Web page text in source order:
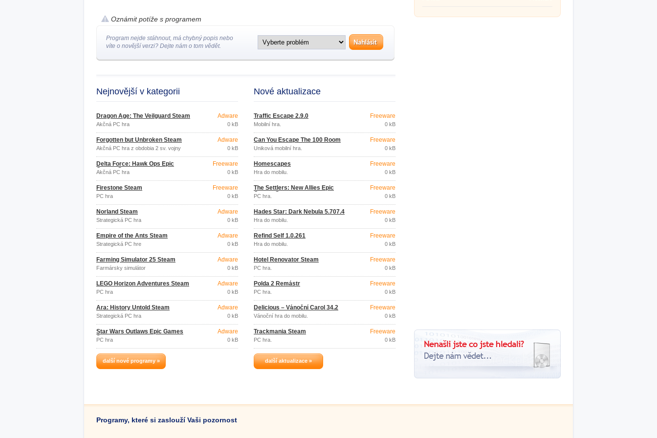
Oznámit potíže s programem
Program nejde stáhnout, má chybný popis nebo
víte o novější verzi? Dejte nám o tom vědět.
Nejnovější v kategorii
Dragon Age: The Veilguard Steam
Akčná PC hra
Adware
0 kB
Forgotten but Unbroken Steam
Akčná PC hra z obdobia 2 sv. vojny
Adware
0 kB
Delta Force: Hawk Ops Epic
Games Store
Akčná PC hra
Freeware
0 kB
Firestone Steam
PC hra
Freeware
0 kB
Norland Steam
Strategická PC hra
Adware
0 kB
Empire of the Ants Steam
Strategická PC hre
Adware
0 kB
Farming Simulator 25 Steam
Farmársky simulátor
Adware
0 kB
LEGO Horizon Adventures Steam
PC hra
Adware
0 kB
Ara: History Untold Steam
Strategická PC hra
Adware
0 kB
Star Wars Outlaws Epic Games
Store
PC hra
Adware
0 kB
další nové programy »
Nové aktualizace
Traffic Escape 2.9.0
Mobilní hra.
Freeware
0 kB
Can You Escape The 100 Room
Úniková mobilní hra.
Freeware
0 kB
Homescapes
Hra do mobilu.
Freeware
0 kB
The Settlers: New Allies Epic
Games Store
PC hra.
Freeware
0 kB
Hades Star: Dark Nebula 5.707.4
Hra do mobilu.
Freeware
0 kB
Refind Self 1.0.261
Hra do mobilu.
Freeware
0 kB
Hotel Renovator Steam
PC hra.
Freeware
0 kB
Polda 2 Remástr
PC hra.
Freeware
0 kB
Delicious – Vánoční Carol 34.2
Vánoční hra do mobilu.
Freeware
0 kB
Trackmania Steam
PC hra.
Freeware
0 kB
další aktualizace »
Programy, které si zaslouží Vaši pozornost